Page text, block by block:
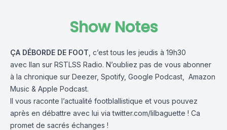
Show Notes
ÇA DÉBORDE DE FOOT , c’est tous les jeudis à 19h30
avec Ilan sur RSTLSS Radio. N’oubliez pas de vous abonner
à la chronique sur Deezer, Spotify, Google Podcast
Amazon
Music & Apple Podcast.
Il vous raconte l’actualité footblallistique et vous pouvez
après en débattre avec lui viatwitter.com/lilbaguette ! Ca
promet de sacrés échanges !